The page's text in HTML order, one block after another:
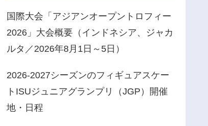
国際大会「アジアンオープントロフィー
2026」大会概要（インドネシア、ジャカ
ルタ／2026年8月1日～5日）
2026-2027シーズンのフィギュアスケー
トISUジュニアグランプリ（JGP）開催
地・日程